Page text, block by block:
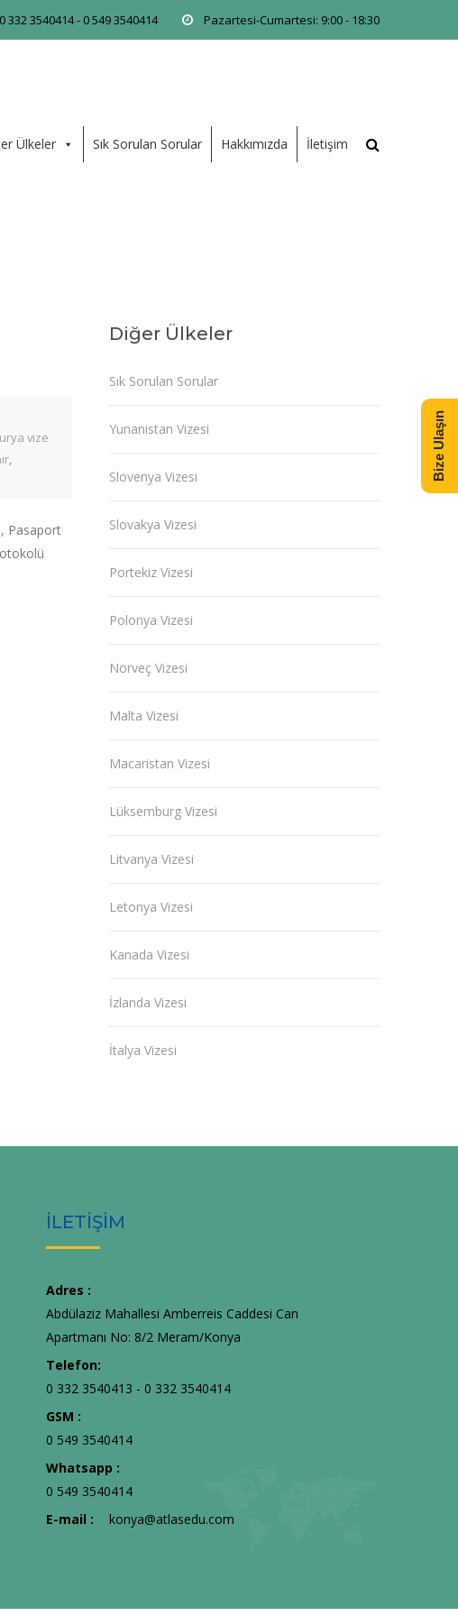
0 332 3540414 - 0 549 3540414 Pazartesi-Cumartesi: 9:00 - 18:30
Ülkeler Sık Sorulan Sorular Hakkımızda İletişim
vize
,
Pasaport
Diğer Ülkeler
Sık Sorulan Sorular
Yunanistan Vizesi
Slovenya Vizesi
Slovakya Vizesi
Portekiz Vizesi
Polonya Vizesi
Norveç Vizesi
Malta Vizesi
Macaristan Vizesi
Lüksemburg Vizesi
Litvanya Vizesi
Letonya Vizesi
Kanada Vizesi
İzlanda Vizesi
İtalya Vizesi
İLETİŞİM
Adres :
Abdülaziz Mahallesi Amberreis Caddesi Can
Apartmanı No: 8/2 Meram/Konya
Telefon:
0 332 3540413 - 0 332 3540414
GSM :
0 549 3540414
Whatsapp :
0 549 3540414
E-mail :
konya@atlasedu.com
Bize Ulaşın